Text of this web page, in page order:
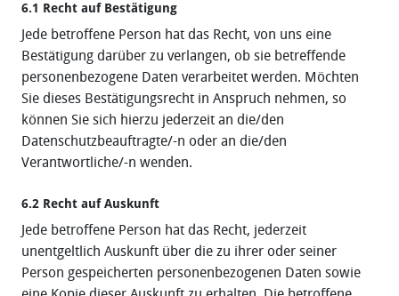
6.1 Recht auf Bestätigung
Jede betroffene Person hat das Recht, von uns eine
Bestätigung darüber zu verlangen, ob sie betreffende
personenbezogene Daten verarbeitet werden. Möchten
Sie dieses Bestätigungsrecht in Anspruch nehmen, so
können Sie sich hierzu jederzeit an die/den
Datenschutzbeauftragte/-n oder an die/den
Verantwortliche/-n wenden.
6.2 Recht auf Auskunft
Jede betroffene Person hat das Recht, jederzeit
unentgeltlich Auskunft über die zu ihrer oder seiner
Person gespeicherten personenbezogenen Daten sowie